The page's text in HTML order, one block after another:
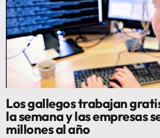
Los gallegos trabajan
la semana y las empresas
millones al año